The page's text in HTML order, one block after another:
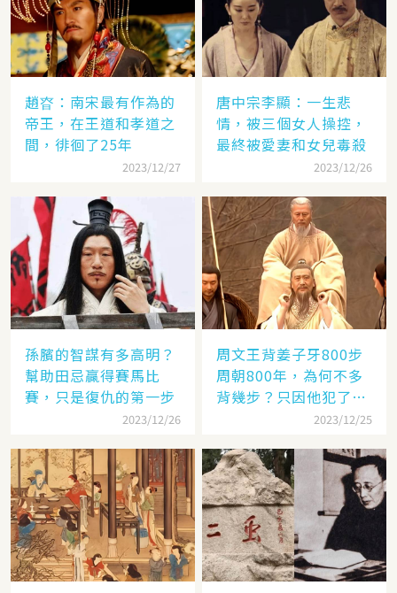
趙昚：南宋最有作為的
帝王，在王道和孝道之
間，徘徊了25年
2023/12/27
唐中宗李顯：一生悲
情，被三個女人操控，
最終被愛妻和女兒毒殺
2023/12/26
孫臏的智謀有多高明？
幫助田忌贏得賽馬比
賽，只是復仇的第一步
2023/12/26
周文王背姜子牙800步
周朝800年，為何不多
背幾步？只因他犯了個
2023/12/25